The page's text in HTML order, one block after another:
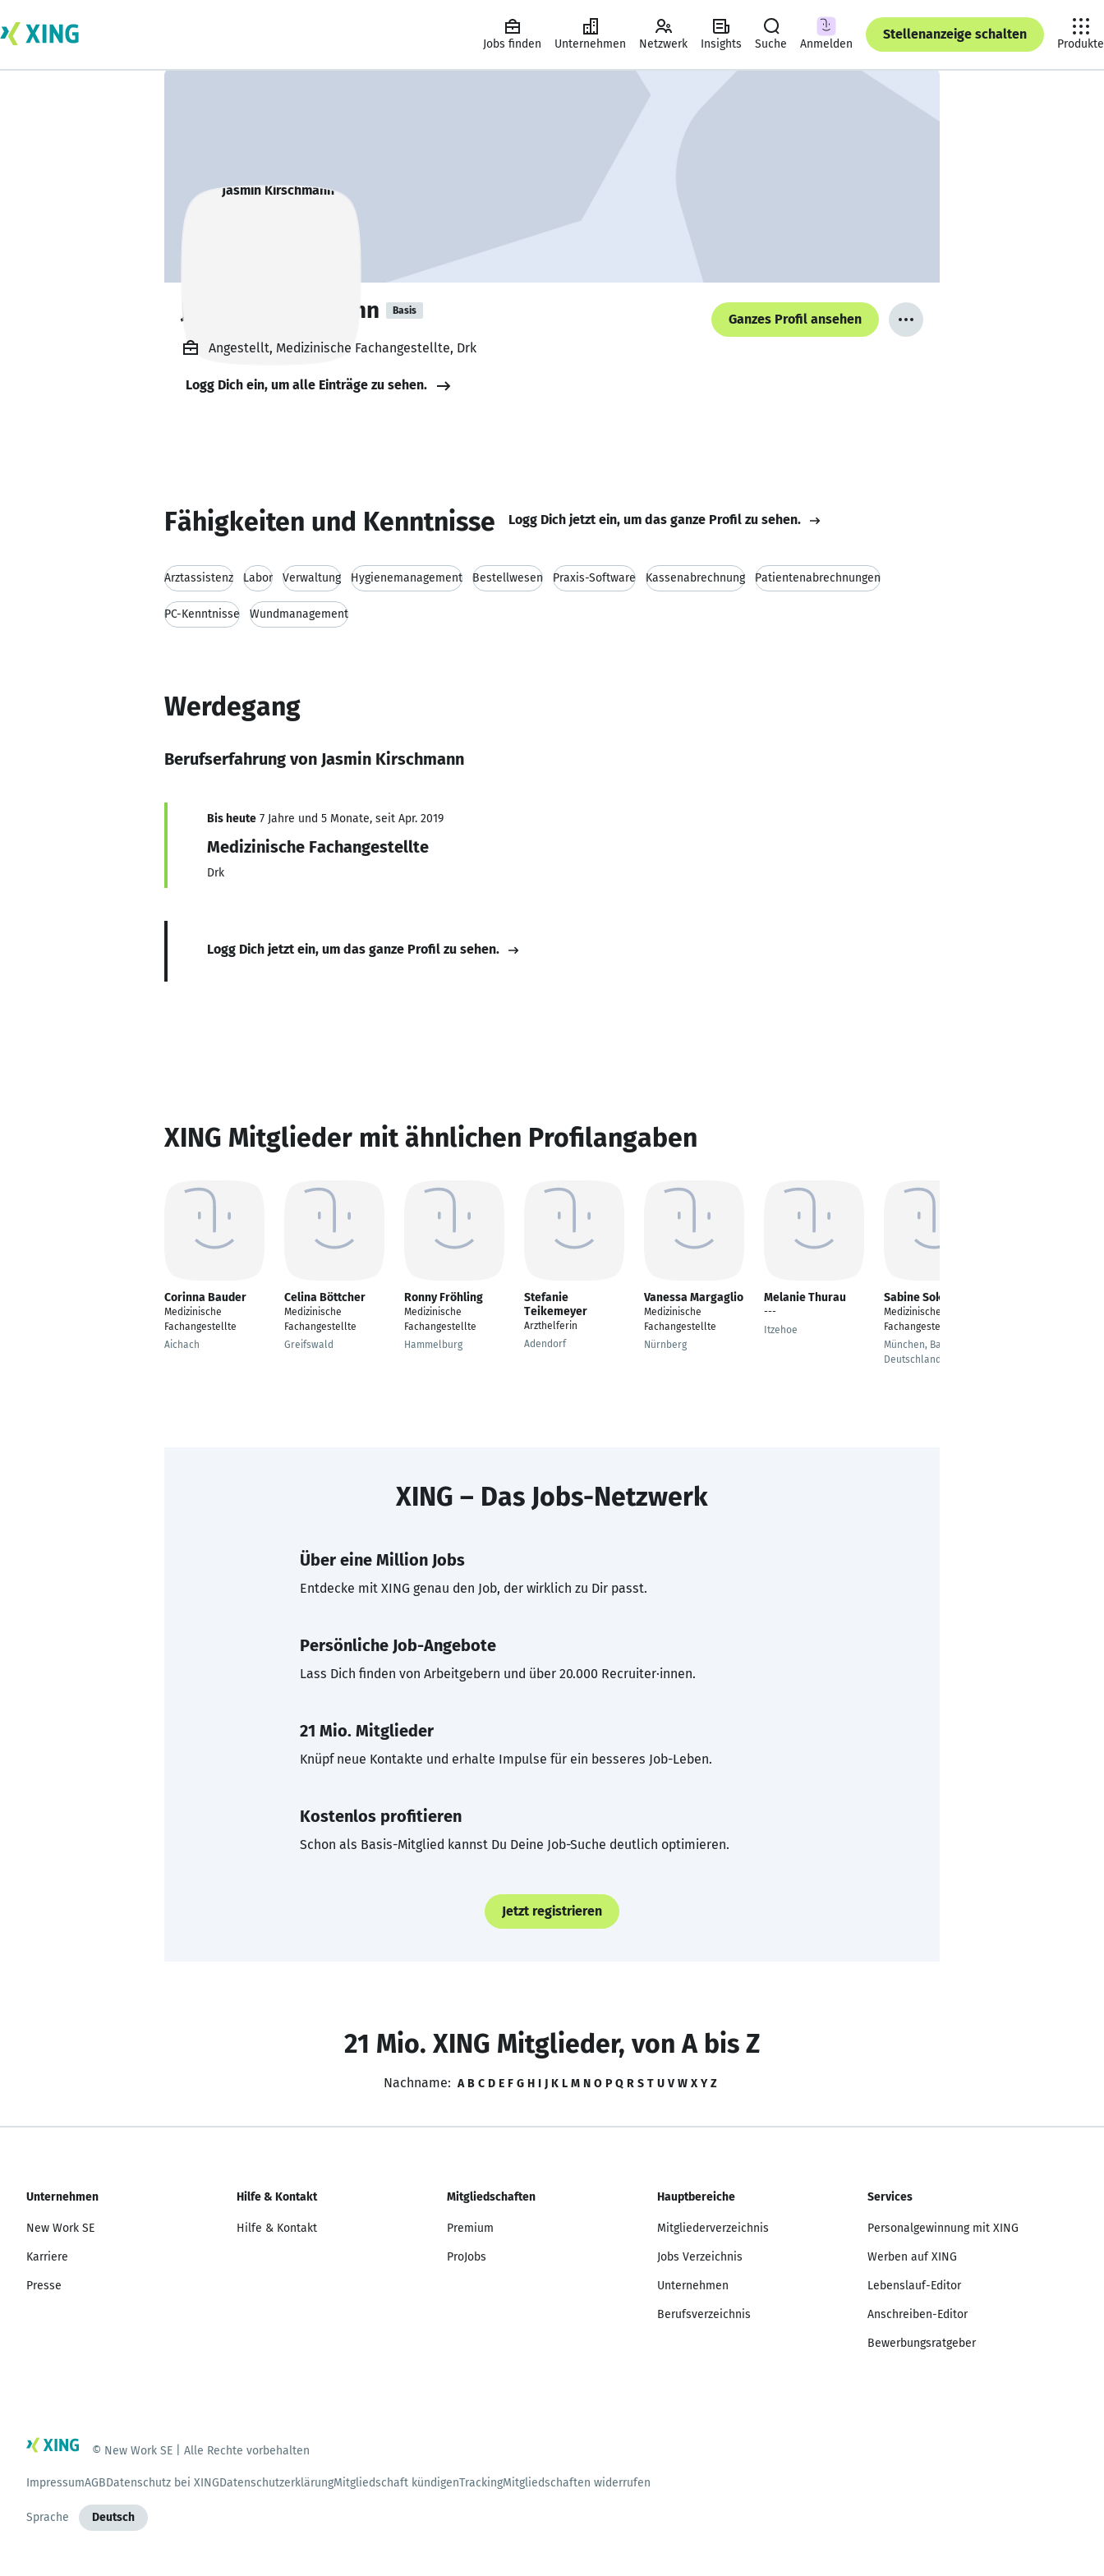
Jobs finden Unternehmen Netzwerk Insights Suche Anmelden
Stellenanzeige schalten
Produkte
Jasmin Kirschmann Basis
Ganzes Profil ansehen
Angestellt, Medizinische Fachangestellte, Drk
Logg Dich ein, um alle Einträge zu sehen.
Fähigkeiten und Kenntnisse Logg Dich jetzt ein, um das ganze Profil zu sehen.
Arztassistenz Labor Verwaltung Hygienemanagement Bestellwesen Praxis-Software Kassenabrechnung Patientenabrechnungen
PC-Kenntnisse Wundmanagement
Werdegang
Berufserfahrung von Jasmin Kirschmann
Bis heute 7 Jahre und 5 Monate, seit Apr. 2019
Medizinische Fachangestellte
Drk
Logg Dich jetzt ein, um das ganze Profil zu sehen.
XING Mitglieder mit ähnlichen Profilangaben
Corinna Bauder
Medizinische
Fachangestellte
Aichach
Celina Böttcher
Medizinische
Fachangestellte
Greifswald
Ronny Fröhling
Medizinische
Fachangestellte
Hammelburg
Stefanie
Teikemeyer
Arzthelferin
Adendorf
Vanessa Margaglio
Medizinische
Fachangestellte
Nürnberg
Melanie Thurau
---
Itzehoe
Sabine Sokolowski
Medizinische
Fachangestellte
München, Bayern,
Deutschland
XING – Das Jobs-Netzwerk
Über eine Million Jobs
Entdecke mit XING genau den Job, der wirklich zu Dir passt.
Persönliche Job-Angebote
Lass Dich finden von Arbeitgebern und über 20.000 Recruiter·innen.
21 Mio. Mitglieder
Knüpf neue Kontakte und erhalte Impulse für ein besseres Job-Leben.
Kostenlos profitieren
Schon als Basis-Mitglied kannst Du Deine Job-Suche deutlich optimieren.
Jetzt registrieren
21 Mio. XING Mitglieder, von A bis Z
Nachname: A B C D E F G H I J K L M N O P Q R S T U V W X Y Z
Unternehmen
New Work SE
Karriere
Presse
Hilfe & Kontakt
Hilfe & Kontakt
Mitgliedschaften
Premium
ProJobs
Hauptbereiche
Mitgliederverzeichnis
Jobs Verzeichnis
Unternehmen
Berufsverzeichnis
Services
Personalgewinnung mit XING
Werben auf XING
Lebenslauf-Editor
Anschreiben-Editor
Bewerbungsratgeber
© New Work SE | Alle Rechte vorbehalten
ImpressumAGBDatenschutz bei XINGDatenschutzerklärungMitgliedschaft kündigenTrackingMitgliedschaften widerrufen
Sprache Deutsch